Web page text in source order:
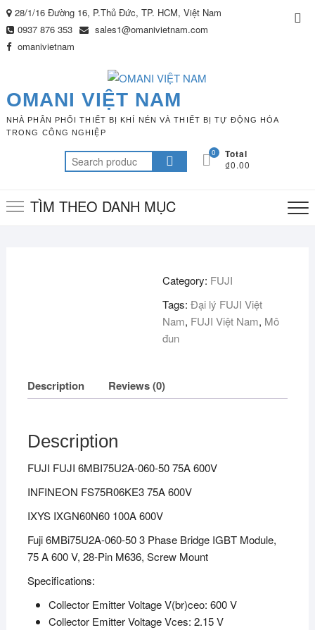
Skip
to
content
28/1/16 Đường 16, P.Thủ Đức, TP. HCM, Việt Nam
0937 876 353
sales1@omanivietnam.com
omanivietnam
OMANI VIỆT NAM
NHÀ PHÂN PHỐI THIẾT BỊ KHÍ NÉN VÀ THIẾT BỊ TỰ ĐỘNG HÓA
TRONG CÔNG NGHIỆP
Search
for:
0 Total
₫0.00
TÌM THEO DANH MỤC
Category: FUJI
Tags:Đại lý FUJI Việt
Nam, FUJI Việt Nam, Mô
đun
Description Reviews (0)
Description
FUJI FUJI 6MBI75U2A-060-50 75A 600V
INFINEON FS75R06KE3 75A 600V
IXYS IXGN60N60 100A 600V
Fuji 6MBi75U2A-060-50 3 Phase Bridge IGBT Module,
75 A 600 V, 28-Pin M636, Screw Mount
Specifications:
Collector Emitter Voltage V(br)ceo: 600 V
Collector Emitter Voltage Vces: 2.15 V